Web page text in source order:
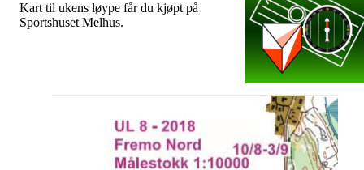
Kart til ukens løype får du kjøpt på
Sportshuset Melhus.